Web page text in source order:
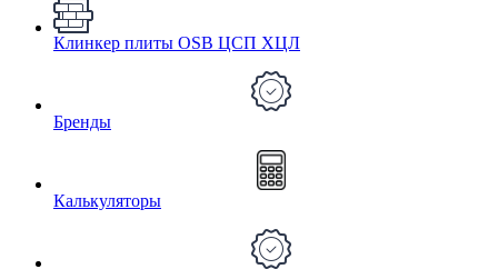
Клинкер плиты OSB ЦСП ХЦЛ
Бренды
Калькуляторы